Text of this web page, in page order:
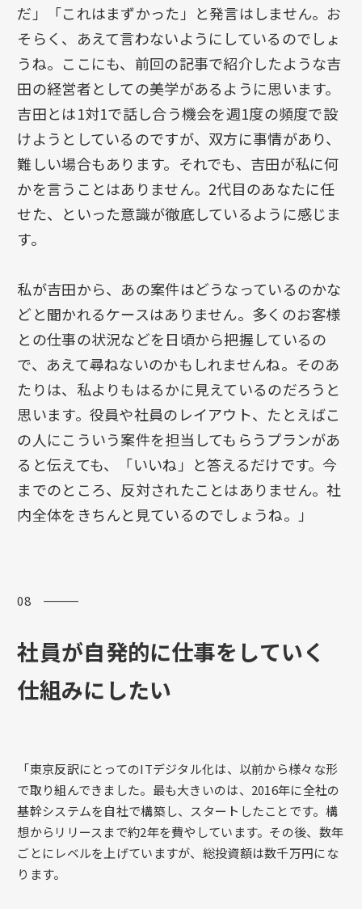
だ」「これはまずかった」と発言はしません。お
そらく、あえて言わないようにしているのでしょ
うね。ここにも、前回の記事で紹介したような吉
田の経営者としての美学があるように思います。
吉田とは1対1で話し合う機会を週1度の頻度で設
けようとしているのですが、双方に事情があり、
難しい場合もあります。それでも、吉田が私に何
かを言うことはありません。2代目のあなたに任
せた、といった意識が徹底しているように感じま
す。
私が吉田から、あの案件はどうなっているのかな
どと聞かれるケースはありません。多くのお客様
との仕事の状況などを日頃から把握しているの
で、あえて尋ねないのかもしれませんね。そのあ
たりは、私よりもはるかに見えているのだろうと
思います。役員や社員のレイアウト、たとえばこ
の人にこういう案件を担当してもらうプランがあ
ると伝えても、「いいね」と答えるだけです。今
までのところ、反対されたことはありません。社
内全体をきちんと見ているのでしょうね。」
08 ―――
社員が自発的に仕事をしていく
仕組みにしたい
「東京反訳にとってのITデジタル化は、以前から様々な形
で取り組んできました。最も大きいのは、2016年に全社の
基幹システムを自社で構築し、スタートしたことです。構
想からリリースまで約2年を費やしています。その後、数年
ごとにレベルを上げていますが、総投資額は数千万円にな
ります。